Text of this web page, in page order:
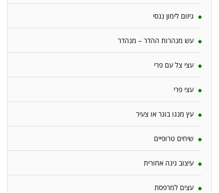
גיזום לימון ננסי
עש מנהרות ההדר – מנהדר
עצי צל עם פרי
עצי פרי
עץ מנגו בוגר או צעיר
שיחים טרופיים
עיצוב גינה אחורית
עצים למרפסת